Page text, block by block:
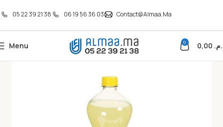
05 22 39 21 38 06 19 56 36 03 Contact@almaa.ma
Menu 0